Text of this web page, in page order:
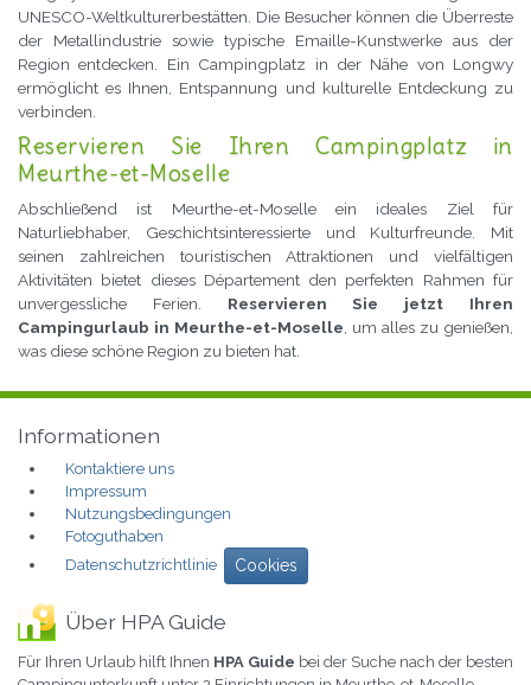
UNESCO-Weltkulturerbestätten. Die Besucher können die Überreste
der Metallindustrie sowie typische Emaille-Kunstwerke aus der
Region entdecken. Ein Campingplatz in der Nähe von Longwy
ermöglicht es Ihnen, Entspannung und kulturelle Entdeckung zu
verbinden.
Reservieren Sie Ihren Campingplatz in
Meurthe-et-Moselle
Abschließend ist Meurthe-et-Moselle ein ideales Ziel für
Naturliebhaber, Geschichtsinteressierte und Kulturfreunde. Mit
seinen zahlreichen touristischen Attraktionen und vielfältigen
Aktivitäten bietet dieses Département den perfekten Rahmen für
unvergessliche Ferien. Reservieren Sie jetzt Ihren
Campingurlaub in Meurthe-et-Moselle , um alles zu genießen,
was diese schöne Region zu bieten hat.
Informationen
Kontaktiere uns
Impressum
Nutzungsbedingungen
Fotoguthaben
Datenschutzrichtlinie
Cookies
Über HPA Guide
Für Ihren Urlaub hilft Ihnen HPA Guide bei der Suche nach der besten